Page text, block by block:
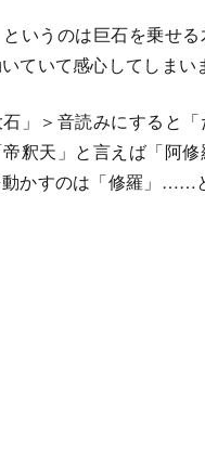
というのは巨石を乗せ
ていて感心してしまい
石」＞音読みにすると
釈天」と言えば「阿
動かすのは「修羅」……